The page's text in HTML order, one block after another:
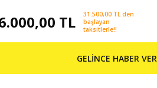
TL
31.500,00 TL den
başlayan
taksitlerle!!
GELİNCE HABER VER